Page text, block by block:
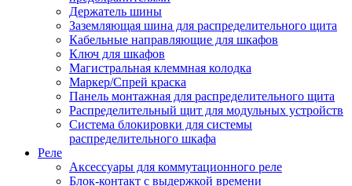
Держатель шины
Заземляющая шина для распределительного щита
Кабельные направляющие для шкафов
Ключ для шкафов
Магистральная клеммная колодка
Маркер/Спрей краска
Панель монтажная для распределительного щита
Распределительный щит для модульных устройств
Система блокировки для системы
распределительного шкафа
Реле
Аксессуары для коммутационного реле
Блок-контакт с выдержкой времени